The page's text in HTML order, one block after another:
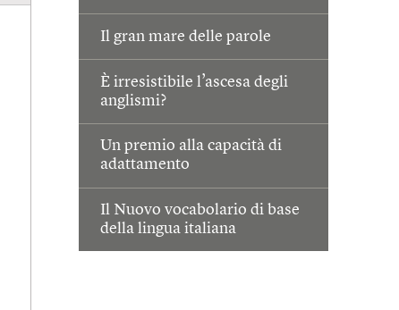
Il gran mare delle parole
È irresistibile l’ascesa degli
anglismi?
Un premio alla capacità di
adattamento
Il Nuovo vocabolario di base
della lingua italiana